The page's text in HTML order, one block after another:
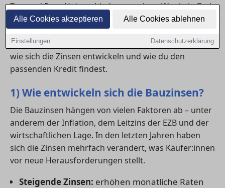
Alle Cookies akzeptieren Alle Cookies ablehnen
Einstellungen Datenschutzerklärung
Tausend Euro Unterschied ausmachen. Wer in in Bad
Homburg vor der Höhe eine Immobilie finanzieren
möchte, sollte die Zinslage genau beobachten und
verschiedene Angebote vergleichen. Hier erfährst du,
wie sich die Zinsen entwickeln und wie du den
passenden Kredit findest.
1) Wie entwickeln sich die Bauzinsen?
Die Bauzinsen hängen von vielen Faktoren ab – unter
anderem der Inflation, dem Leitzins der EZB und der
wirtschaftlichen Lage. In den letzten Jahren haben
sich die Zinsen mehrfach verändert, was Käufer:innen
vor neue Herausforderungen stellt.
Steigende Zinsen: erhöhen monatliche Raten